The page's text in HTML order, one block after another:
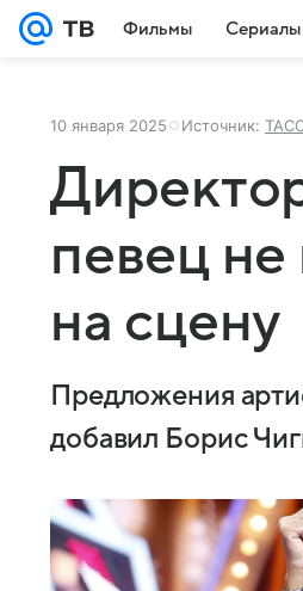
Фильмы Сериалы
10 января 2025 Источник:
певец не
на сцену
Предложения
добавил Борис